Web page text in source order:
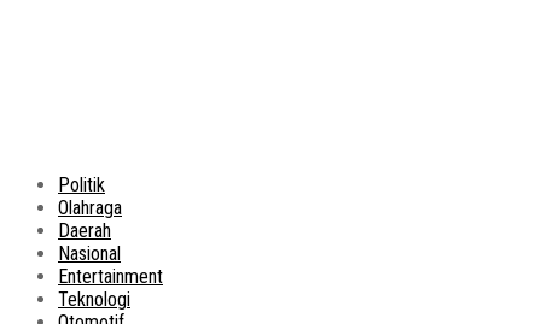
Politik
Olahraga
Daerah
Nasional
Entertainment
Teknologi